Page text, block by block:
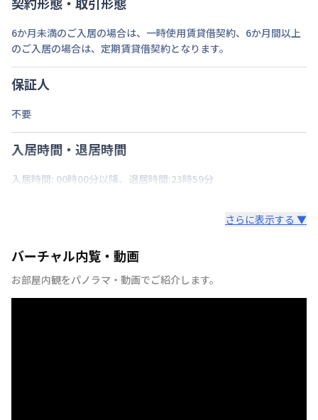
6か月未満のご入居の場合は、一時使用賃貸借契約、6か月間以上
のご入居の場合は、定期賃貸借契約となります。
保証人
不要
入居時間・退居時間
入居時間: 00時00分以降、退居時間:23時59分
さらに表示する ▼
バーチャル内覧・動画
お部屋内観をパノラマ・動画でご紹介します。